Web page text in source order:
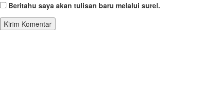
Beritahu saya akan tulisan baru melalui surel.